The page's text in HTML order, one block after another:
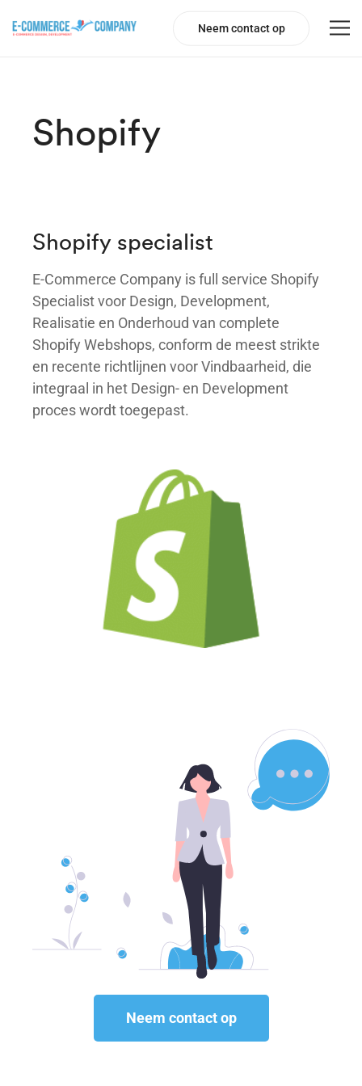
Neem contact op
Shopify
Shopify specialist
E-Commerce Company is full service Shopify
Specialist voor Design, Development,
Realisatie en Onderhoud van complete
Shopify Webshops, conform de meest strikte
en recente richtlijnen voor Vindbaarheid, die
integraal in het Design- en Development
proces wordt toegepast.
Neem contact op